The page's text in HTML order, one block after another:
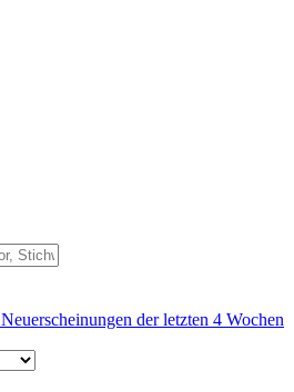
Neuerscheinungen der letzten 4 Wochen